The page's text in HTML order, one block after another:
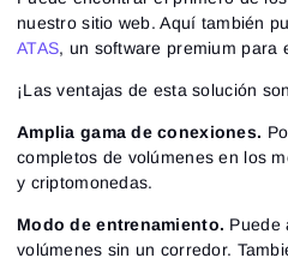
nuestro sitio web. Aquí también
ATAS, un software premium para
¡Las ventajas de esta solución
Amplia gama de conexiones.
completos de volúmenes en los
y criptomonedas.
Modo de entrenamiento. Puede
volúmenes sin un corredor.